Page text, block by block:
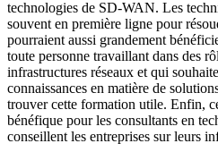
technologies de SD-WAN. Les
souvent en première ligne pour
pourraient aussi grandement
toute personne travaillant dans des
infrastructures réseaux et qui
connaissances en matière de
trouver cette formation utile. Enfin,
bénéfique pour les consultants en
conseillent les entreprises sur leurs